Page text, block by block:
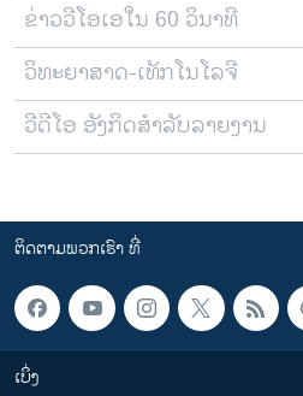
ຂ່າວວີໂອເອໃນ 60 ວິນາທີ
ວິທະຍາສາດ-ເທັກໂນໂລຈີ
ວີດີໂອ ອັງກິດສຳລັບລາຍງານ
ຕິດຕາມພວກເຮົາ ທີ່
ເບິ່ງ